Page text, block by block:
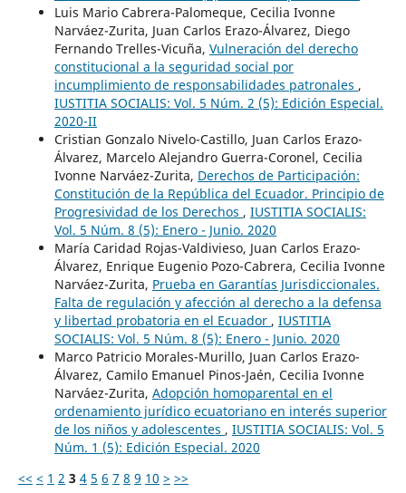
Luis Mario Cabrera-Palomeque, Cecilia Ivonne
Narváez-Zurita, Juan Carlos Erazo-Álvarez, Diego
Fernando Trelles-Vicuña, Vulneración del derecho
constitucional a la seguridad social por
incumplimiento de responsabilidades patronales ,
IUSTITIA SOCIALIS: Vol. 5 Núm. 2 (5): Edición Especial.
2020-II
Cristian Gonzalo Nivelo-Castillo, Juan Carlos Erazo-
Álvarez, Marcelo Alejandro Guerra-Coronel, Cecilia
Ivonne Narváez-Zurita, Derechos de Participación:
Constitución de la República del Ecuador. Principio de
Progresividad de los Derechos , IUSTITIA SOCIALIS:
Vol. 5 Núm. 8 (5): Enero - Junio. 2020
María Caridad Rojas-Valdivieso, Juan Carlos Erazo-
Álvarez, Enrique Eugenio Pozo-Cabrera, Cecilia Ivonne
Narváez-Zurita, Prueba en Garantías Jurisdiccionales.
Falta de regulación y afección al derecho a la defensa
y libertad probatoria en el Ecuador , IUSTITIA
SOCIALIS: Vol. 5 Núm. 8 (5): Enero - Junio. 2020
Marco Patricio Morales-Murillo, Juan Carlos Erazo-
Álvarez, Camilo Emanuel Pinos-Jaén, Cecilia Ivonne
Narváez-Zurita, Adopción homoparental en el
ordenamiento jurídico ecuatoriano en interés superior
de los niños y adolescentes , IUSTITIA SOCIALIS: Vol. 5
Núm. 1 (5): Edición Especial. 2020
<< < 1 2 3 4 5 6 7 8 9 10 > >>